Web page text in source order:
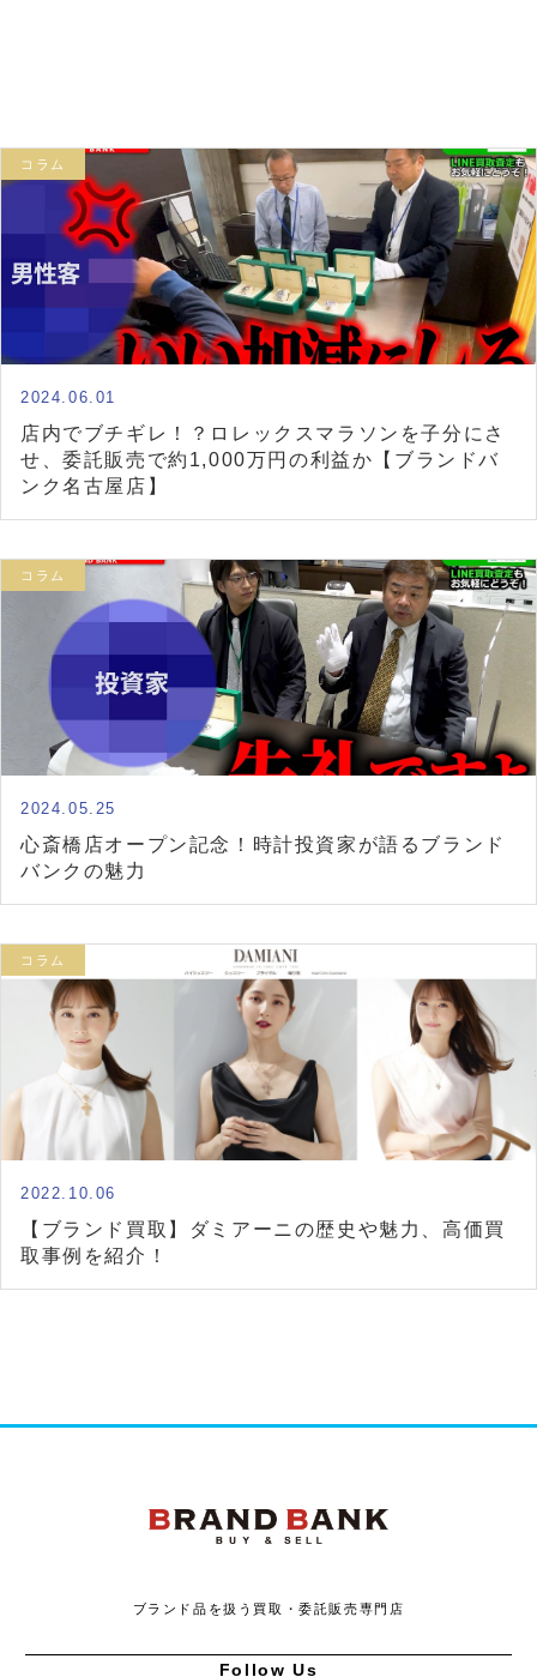
コラム
2024.06.01
店内でブチギレ！？ロレックスマラソンを子分にさ
せ、委託販売で約1,000万円の利益か【ブランドバ
ンク名古屋店】
コラム
2024.05.25
心斎橋店オープン記念！時計投資家が語るブランド
バンクの魅力
コラム
2022.10.06
【ブランド買取】ダミアーニの歴史や魅力、高価買
取事例を紹介！
ブランド品を扱う買取・委託販売専門店
Follow Us